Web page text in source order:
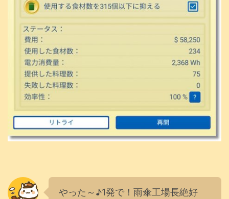
やった～♪1発で！雨傘工場長絶好